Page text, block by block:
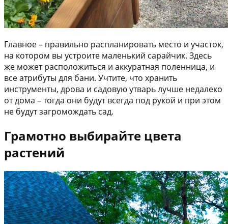
Главное – правильно распланировать место и участок,
на котором вы устроите маленький сарайчик. Здесь
же может расположиться и аккуратная поленница, и
все атрибуты для бани. Учтите, что хранить
инструменты, дрова и садовую утварь лучше недалеко
от дома – тогда они будут всегда под рукой и при этом
не будут загромождать сад.
Грамотно выбирайте цвета
растений